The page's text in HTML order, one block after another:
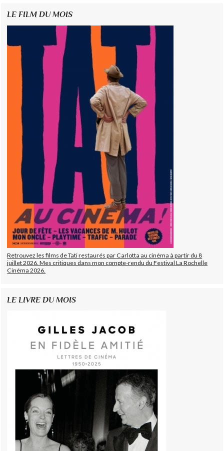
LE FILM DU MOIS
Retrouvez les films de Tati restaurés par Carlotta au cinéma à partir du 8
juillet 2026. Mes critiques dans mon compte-rendu du Festival La Rochelle
Cinéma 2026.
LE LIVRE DU MOIS